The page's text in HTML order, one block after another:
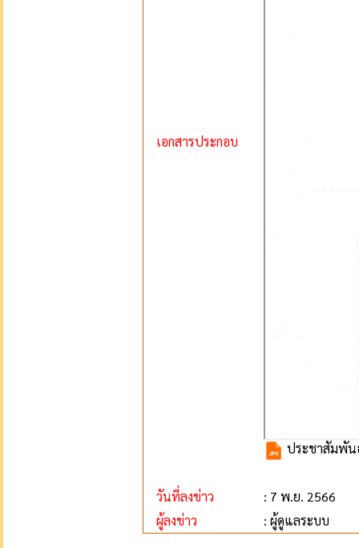
เอกสารประกอบ
ประชาสัมพัน
วันที่ลงข่าว
: 7 พ.ย. 2566
ผู้ลงข่าว
: ผู้ดูแลระบบ